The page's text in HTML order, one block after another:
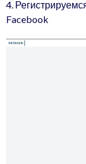
4.
Facebook